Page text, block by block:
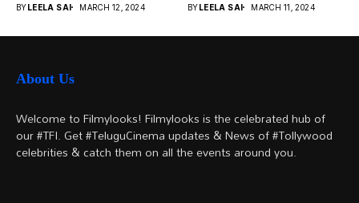
అయితే...
BYLEELA SAI MARCH 12, 2024 BYLEELA SAI MARCH 11, 2024
About Us
Welcome to Filmylooks! Filmylooks is the celebrated hub of
our #TFI. Get #TeluguCinema updates & News of #Tollywood
celebrities & catch them on all the events around you.